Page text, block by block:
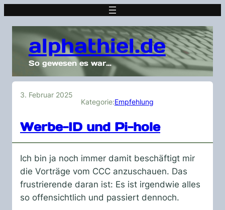
alphathiel.de
So gewesen es war…
3. Februar 2025
Kategorie:Empfehlung
Werbe-ID und Pi-hole
Ich bin ja noch immer damit beschäftigt mir
die Vorträge vom CCC anzuschauen. Das
frustrierende daran ist: Es ist irgendwie alles
so offensichtlich und passiert dennoch.